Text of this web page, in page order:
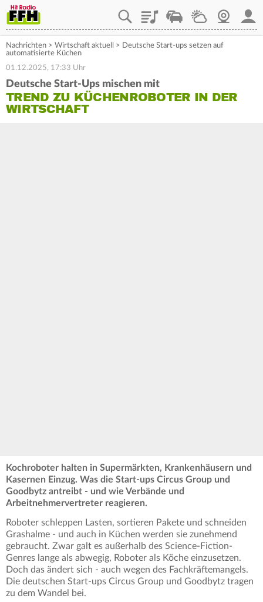
PlaylistStaupilotWetterWebcam
Nachrichten > Wirtschaft aktuell > Deutsche Start-ups setzen auf
automatisierte Küchen
01.12.2025, 17:33 Uhr
Deutsche Start-Ups mischen mit
TREND ZU KÜCHENROBOTER IN DER
WIRTSCHAFT
Kochroboter halten in Supermärkten, Krankenhäusern und
Kasernen Einzug. Was die Start-ups Circus Group und
Goodbytz antreibt - und wie Verbände und
Arbeitnehmervertreter reagieren.
Roboter schleppen Lasten, sortieren Pakete und schneiden
Grashalme - und auch in Küchen werden sie zunehmend
gebraucht. Zwar galt es außerhalb des Science-Fiction-
Genres lange als abwegig, Roboter als Köche einzusetzen.
Doch das ändert sich - auch wegen des Fachkräftemangels.
Die deutschen Start-ups Circus Group und Goodbytz tragen
zu dem Wandel bei.